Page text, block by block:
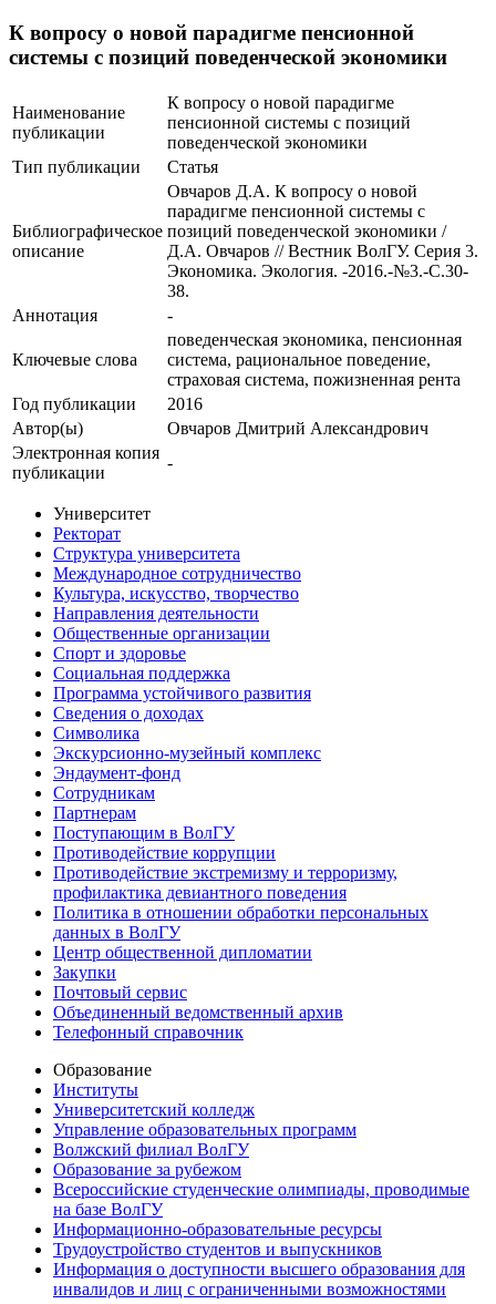
К вопросу о новой парадигме пенсионной
системы с позиций поведенческой экономики
Наименование
публикации
К вопросу о новой парадигме
пенсионной системы с позиций
поведенческой экономики
Тип публикации
Статья
Библиографическое
описание
Овчаров Д.А. К вопросу о новой
парадигме пенсионной системы с
позиций поведенческой экономики /
Д.А. Овчаров // Вестник ВолГУ. Серия 3.
Экономика. Экология. -2016.-№3.-С.30-
38.
Аннотация
-
Ключевые cлова
поведенческая экономика, пенсионная
система, рациональное поведение,
страховая система, пожизненная рента
Год публикации
2016
Автор(ы)
Овчаров Дмитрий Александрович
Электронная копия
публикации
-
Университет
Ректорат
Структура университета
Международное сотрудничество
Культура, искусство, творчество
Направления деятельности
Общественные организации
Спорт и здоровье
Социальная поддержка
Программа устойчивого развития
Сведения о доходах
Символика
Экскурсионно-музейный комплекс
Эндаумент-фонд
Сотрудникам
Партнерам
Поступающим в ВолГУ
Противодействие коррупции
Противодействие экстремизму и терроризму,
профилактика девиантного поведения
Политика в отношении обработки персональных
данных в ВолГУ
Центр общественной дипломатии
Закупки
Почтовый сервис
Объединенный ведомственный архив
Телефонный справочник
Образование
Институты
Университетский колледж
Управление образовательных программ
Волжский филиал ВолГУ
Образование за рубежом
Всероссийские студенческие олимпиады, проводимые
на базе ВолГУ
Информационно-образовательные ресурсы
Трудоустройство студентов и выпускников
Информация о доступности высшего образования для
инвалидов и лиц с ограниченными возможностями